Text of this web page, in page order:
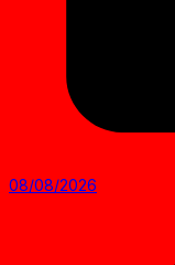
08/08/2026